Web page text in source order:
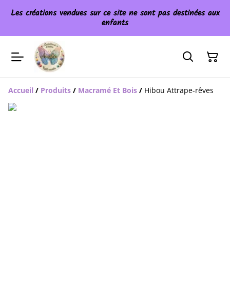
Les créations vendues sur ce site ne sont pas destinées aux
enfants
Accueil / Produits / Macramé Et Bois / Hibou Attrape-rêves